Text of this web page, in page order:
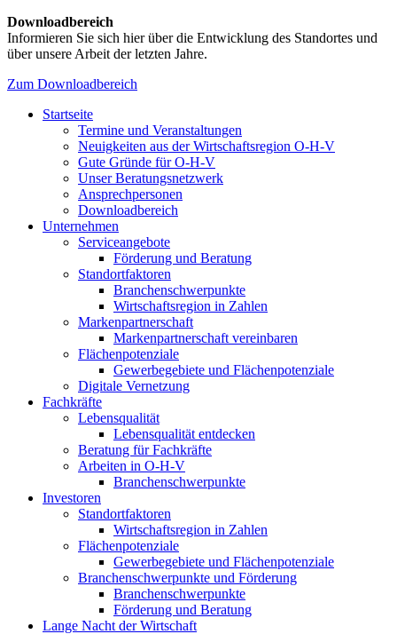
Downloadbereich
Informieren Sie sich hier über die Entwicklung des Standortes und
über unsere Arbeit der letzten Jahre.
Zum Downloadbereich
Startseite
Termine und Veranstaltungen
Neuigkeiten aus der Wirtschaftsregion O-H-V
Gute Gründe für O-H-V
Unser Beratungsnetzwerk
Ansprechpersonen
Downloadbereich
Unternehmen
Serviceangebote
Förderung und Beratung
Standortfaktoren
Branchenschwerpunkte
Wirtschaftsregion in Zahlen
Markenpartnerschaft
Markenpartnerschaft vereinbaren
Flächenpotenziale
Gewerbegebiete und Flächenpotenziale
Digitale Vernetzung
Fachkräfte
Lebensqualität
Lebensqualität entdecken
Beratung für Fachkräfte
Arbeiten in O-H-V
Branchenschwerpunkte
Investoren
Standortfaktoren
Wirtschaftsregion in Zahlen
Flächenpotenziale
Gewerbegebiete und Flächenpotenziale
Branchenschwerpunkte und Förderung
Branchenschwerpunkte
Förderung und Beratung
Lange Nacht der Wirtschaft